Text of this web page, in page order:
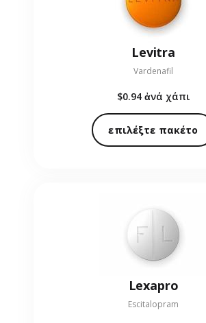
Levitra
Vardenafil
$0.94 ἀνά χάπι
επιλέξτε πακέτο
Lexapro
Escitalopram